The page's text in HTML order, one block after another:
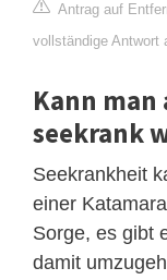
Antrag auf
vollständige Antwort
Kann
seekrank
Seekrankheit
einer
Sorge, es gibt
damit